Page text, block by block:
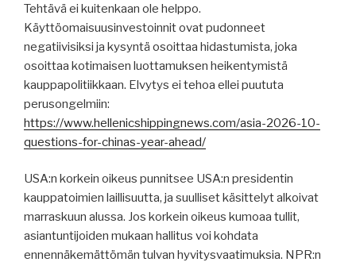
Tehtävä ei kuitenkaan ole helppo.
Käyttöomaisuusinvestoinnit ovat pudonneet
negatiivisiksi ja kysyntä osoittaa hidastumista, joka
osoittaa kotimaisen luottamuksen heikentymistä
kauppapolitiikkaan. Elvytys ei tehoa ellei puututa
perusongelmiin:
https://www.hellenicshippingnews.com/asia-2026-10-
questions-for-chinas-year-ahead/
USA:n korkein oikeus punnitsee USA:n presidentin
kauppatoimien laillisuutta, ja suulliset käsittelyt alkoivat
marraskuun alussa. Jos korkein oikeus kumoaa tullit,
asiantuntijoiden mukaan hallitus voi kohdata
ennennäkemättömän tulvan hyvitysvaatimuksia. NPR:n